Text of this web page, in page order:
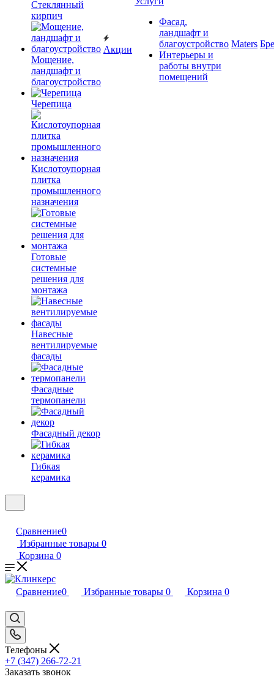
Cтеклянный
кирпич
Мощение,
ландшафт и
благоустройство
Черепица
Кислотоупорная
плитка
промышленного
назначения
Готовые
системные
решения для
монтажа
Навесные
вентилируемые
фасады
Фасадные
термопанели
Фасадный декор
Гибкая
керамика
Акции
Фасад,
ландшафт и
благоустройство
Интерьеры и
работы внутри
помещений
Maters
Сравнение0
Избранные товары 0
Корзина 0
Сравнение0 Избранные товары 0 Корзина 0
Телефоны
+7 (347) 266-72-21
Заказать звонок